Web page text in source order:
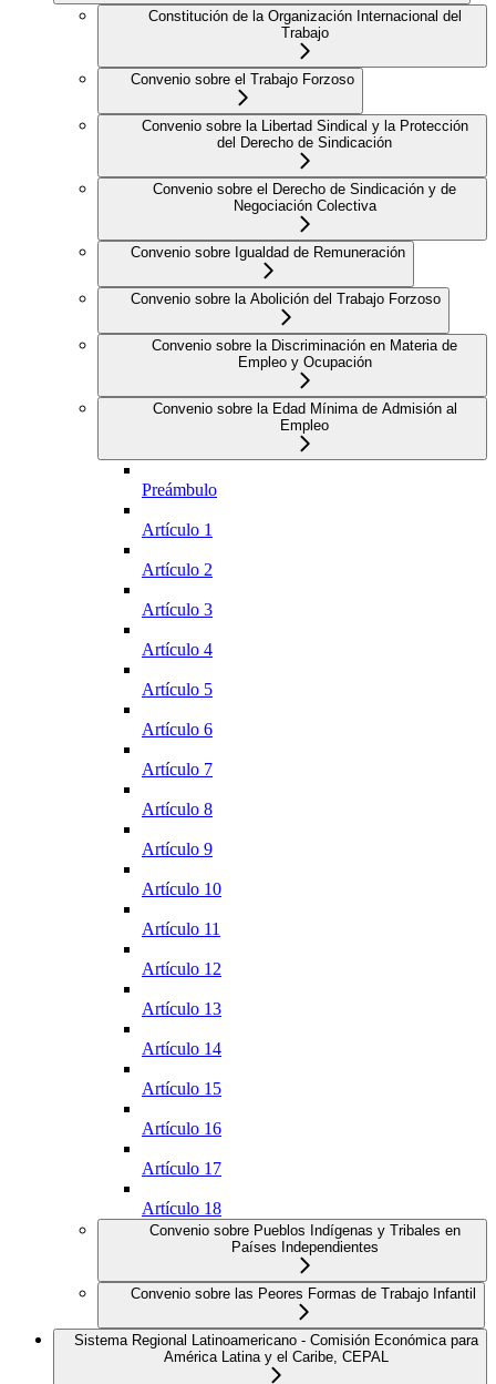
Constitución de la Organización Internacional del
Trabajo
Convenio sobre el Trabajo Forzoso
Convenio sobre la Libertad Sindical y la Protección
del Derecho de Sindicación
Convenio sobre el Derecho de Sindicación y de
Negociación Colectiva
Convenio sobre Igualdad de Remuneración
Convenio sobre la Abolición del Trabajo Forzoso
Convenio sobre la Discriminación en Materia de
Empleo y Ocupación
Convenio sobre la Edad Mínima de Admisión al
Empleo
Preámbulo
Artículo 1
Artículo 2
Artículo 3
Artículo 4
Artículo 5
Artículo 6
Artículo 7
Artículo 8
Artículo 9
Artículo 10
Artículo 11
Artículo 12
Artículo 13
Artículo 14
Artículo 15
Artículo 16
Artículo 17
Artículo 18
Convenio sobre Pueblos Indígenas y Tribales en
Países Independientes
Convenio sobre las Peores Formas de Trabajo Infantil
Sistema Regional Latinoamericano - Comisión Económica para
América Latina y el Caribe, CEPAL